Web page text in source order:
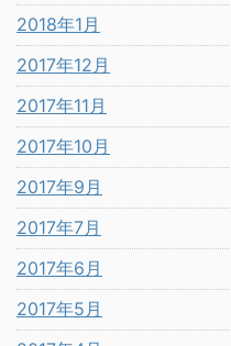
2018年1月
2017年12月
2017年11月
2017年10月
2017年9月
2017年7月
2017年6月
2017年5月